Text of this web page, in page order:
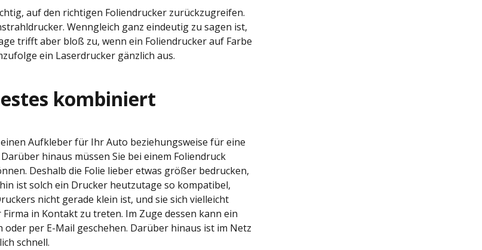
auf den richtigen Foliendrucker zurückzugreifen.
Wenngleich ganz eindeutig zu sagen ist,
trifft aber bloß zu, wenn ein Foliendrucker auf Farbe
ein Laserdrucker gänzlich aus.
kombiniert
Aufkleber für Ihr Auto beziehungsweise für eine
hinaus müssen Sie bei einem Foliendruck
Deshalb die Folie lieber etwas größer bedrucken,
ist solch ein Drucker heutzutage so kompatibel,
nicht gerade klein ist, und sie sich vielleicht
in Kontakt zu treten. Im Zuge dessen kann ein
per E-Mail geschehen. Darüber hinaus ist im Netz
schnell.